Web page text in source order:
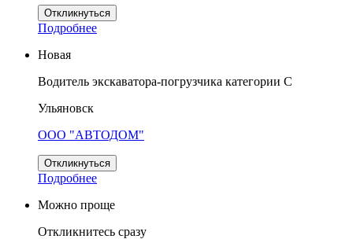
Откликнуться
Подробнее
Новая
Водитель экскаватора-погрузчика категории С
Ульяновск
ООО "АВТОДОМ"
Откликнуться
Подробнее
Можно проще
Откликнитесь сразу